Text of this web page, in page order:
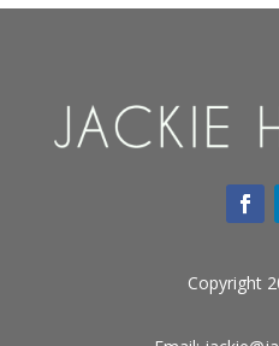
Copyright